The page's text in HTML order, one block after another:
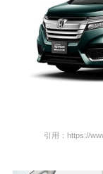
引用：https://